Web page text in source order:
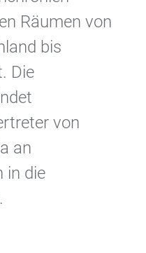
Räumen von
bis
Die
von
an
in die